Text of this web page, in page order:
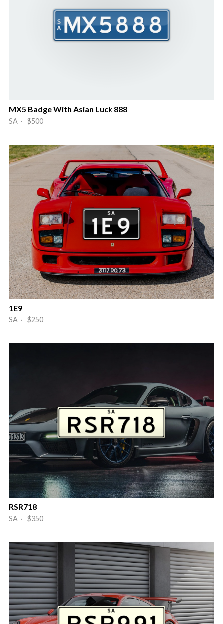
MX5 Badge With Asian Luck 888
SA · $500
1E9
SA · $250
RSR718
SA · $350